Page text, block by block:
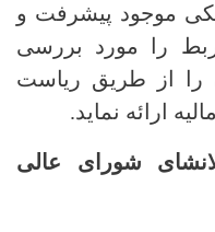
موجود پیشرفت و
را مورد بررسی
را از طریق ریاست
ارائه نماید.
شورای عالی